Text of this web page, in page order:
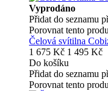
Vyprodáno
Přidat do seznamu
Porovnat tento
Čelová svítilna
1 675 Kč 1 495 Kč
Do košíku
Přidat do seznamu
Porovnat tento